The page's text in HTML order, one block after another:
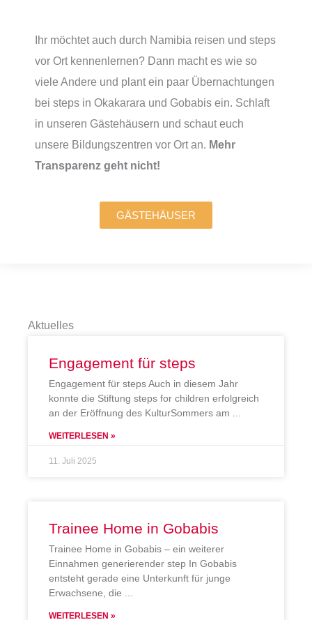
Ihr möchtet auch durch Namibia reisen und steps
vor Ort kennenlernen? Dann macht es wie so
viele Andere und plant ein paar Übernachtungen
bei steps in Okakarara und Gobabis ein. Schlaft
in unseren Gästehäusern und schaut euch
unsere Bildungszentren vor Ort an. Mehr
Transparenz geht nicht!
GÄSTEHÄUSER
Aktuelles
Engagement für steps
Engagement für steps Auch in diesem Jahr
konnte die Stiftung steps for children erfolgreich
an der Eröffnung des KulturSommers am
WEITERLESEN »
11. Juli 2025
Trainee Home in Gobabis
Trainee Home in Gobabis – ein weiterer
Einnahmen generierender step In Gobabis
entsteht gerade eine Unterkunft für junge
Erwachsene, die
WEITERLESEN »